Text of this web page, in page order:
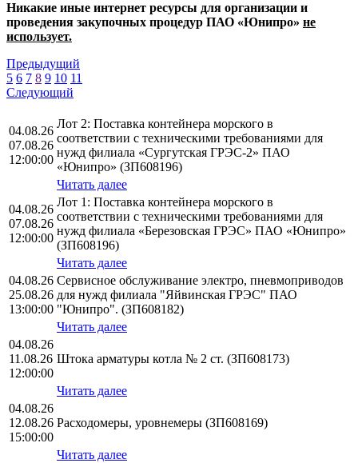
Никакие иные интернет ресурсы для организации и
проведения закупочных процедур ПАО «Юнипро» не
использует.
Предыдущий
5 6 7 8 9 10 11
Следующий
04.08.26
07.08.26
12:00:00
Лот 2: Поставка контейнера морского в
соответствии с техническими требованиями для
нужд филиала «Сургутская ГРЭС-2» ПАО
«Юнипро» (ЗП608196)
Читать далее
04.08.26
07.08.26
12:00:00
Лот 1: Поставка контейнера морского в
соответствии с техническими требованиями для
нужд филиала «Березовская ГРЭС» ПАО «Юнипро»
(ЗП608196)
Читать далее
04.08.26
25.08.26
13:00:00
Сервисное обслуживание электро, пневмоприводов
для нужд филиала "Яйвинская ГРЭС" ПАО
"Юнипро". (ЗП608182)
Читать далее
04.08.26
11.08.26
12:00:00
Штока арматуры котла № 2 ст. (ЗП608173)
Читать далее
04.08.26
12.08.26
15:00:00
Расходомеры, уровнемеры (ЗП608169)
Читать далее